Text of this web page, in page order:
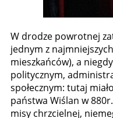
W drodze powrotnej
jednym z
mieszkańców), a
politycznym,
społecznym: tutaj
państwa Wiślan w
misy chrzcielnej,